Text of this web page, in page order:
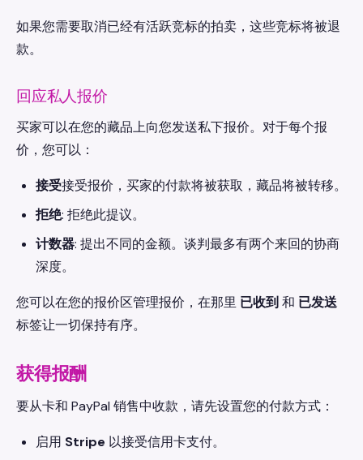
如果您需要取消已经有活跃竞标的拍卖，这些竞标将被退
款。
回应私人报价
买家可以在您的藏品上向您发送私下报价。对于每个报
价，您可以：
接受接受报价，买家的付款将被获取，藏品将被转移。
拒绝: 拒绝此提议。
计数器: 提出不同的金额。谈判最多有两个来回的协商
深度。
您可以在您的报价区管理报价，在那里 已收到 和 已发送
标签让一切保持有序。
获得报酬
要从卡和 PayPal 销售中收款，请先设置您的付款方式：
启用 Stripe 以接受信用卡支付。